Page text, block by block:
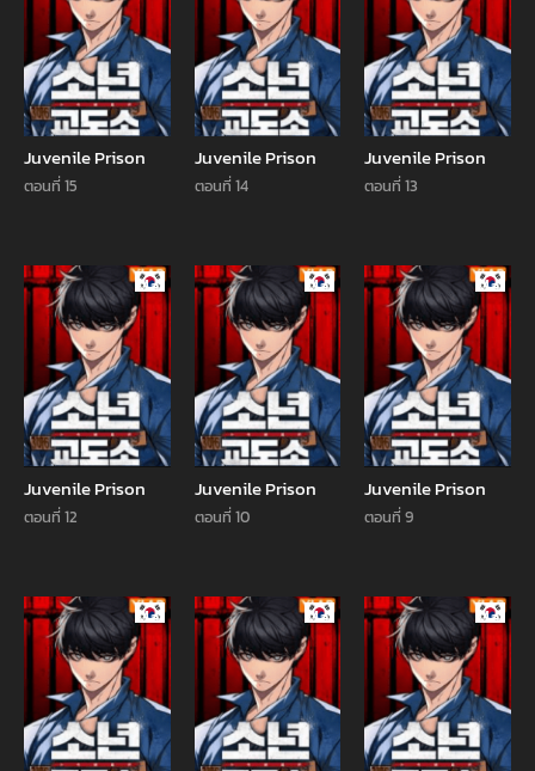
Juvenile Prison
ตอนที่ 15
Juvenile Prison
ตอนที่ 14
Juvenile Prison
ตอนที่ 13
Manhwa
Juvenile Prison
ตอนที่ 12
Manhwa
Juvenile Prison
ตอนที่ 10
Juvenile Prison
ตอนที่ 9
Manhwa Manhwa